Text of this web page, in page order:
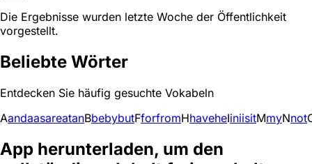
Die Ergebnisse wurden letzte Woche der Öffentlichkeit
vorgestellt.
Beliebte Wörter
Entdecken Sie häufig gesuchte Vokabeln
AandaasareatanBbebybutFforfromHhaveheIiniisitMmyNnot
App herunterladen, um den